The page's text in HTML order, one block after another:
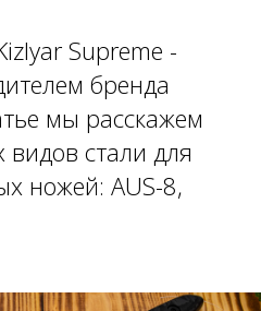
Supreme -
бренда
мы расскажем
стали для
ножей: AUS-8,